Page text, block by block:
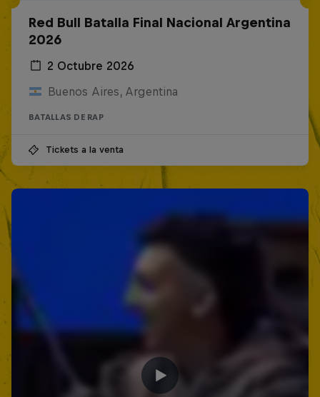
Red Bull Batalla Final Nacional Argentina
2026
2 Octubre 2026
Buenos Aires, Argentina
BATALLAS DE RAP
Tickets a la venta